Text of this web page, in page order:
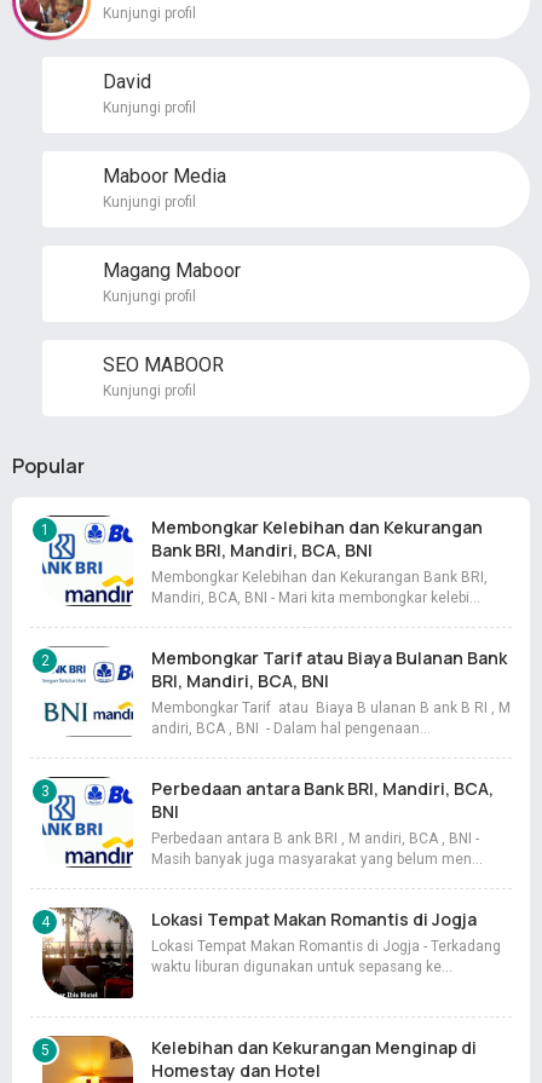
Kunjungi profil
David
Kunjungi profil
Maboor Media
Kunjungi profil
Magang Maboor
Kunjungi profil
SEO MABOOR
Kunjungi profil
Popular
Membongkar Kelebihan dan Kekurangan
Bank BRI, Mandiri, BCA, BNI
Membongkar Kelebihan dan Kekurangan Bank BRI,
Mandiri, BCA, BNI - Mari kita membongkar kelebi…
Membongkar Tarif atau Biaya Bulanan Bank
BRI, Mandiri, BCA, BNI
Membongkar Tarif atau Biaya B ulanan B ank B RI , M
andiri, BCA , BNI - Dalam hal pengenaan…
Perbedaan antara Bank BRI, Mandiri, BCA,
BNI
Perbedaan antara B ank BRI , M andiri, BCA , BNI -
Masih banyak juga masyarakat yang belum men…
Lokasi Tempat Makan Romantis di Jogja
Lokasi Tempat Makan Romantis di Jogja - Terkadang
waktu liburan digunakan untuk sepasang ke…
Kelebihan dan Kekurangan Menginap di
Homestay dan Hotel